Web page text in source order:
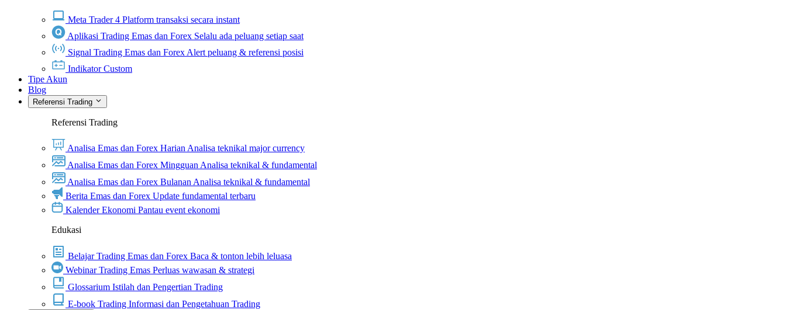
Meta Trader 4 Platform transaksi secara instant
Aplikasi Trading Emas dan Forex Selalu ada peluang setiap saat
Signal Trading Emas dan Forex Alert peluang & referensi posisi
Indikator Custom
Tipe Akun
Blog
Referensi Trading
Referensi Trading
Analisa Emas dan Forex HarianAnalisa teknikal major currency
Analisa Emas dan Forex MingguanAnalisa teknikal & fundamental
Analisa Emas dan Forex BulananAnalisa teknikal & fundamental
Berita Emas dan Forex Update fundamental terbaru
Kalender Ekonomi Pantau event ekonomi
Edukasi
Belajar Trading Emas dan Forex Baca & tonton lebih leluasa
Webinar Trading Emas Perluas wawasan & strategi
Glossarium Istilah dan Pengertian Trading
E-book Trading Informasi dan Pengetahuan Trading